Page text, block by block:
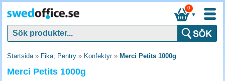
▼
0
Startsida» Fika, Pentry » Konfektyr» Merci Petits 1000g
Merci Petits 1000g